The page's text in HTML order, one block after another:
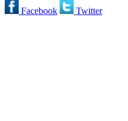
Facebook
Twitter